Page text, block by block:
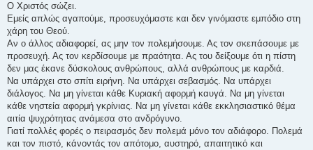
Ο Χριστός σώζει.
Εμείς απλώς αγαπούμε, προσευχόμαστε και δεν γινόμαστε εμπόδιο στη
χάρη του Θεού.
Αν ο άλλος αδιαφορεί, ας μην τον πολεμήσουμε. Ας τον σκεπάσουμε με
προσευχή. Ας τον κερδίσουμε με πραότητα. Ας του δείξουμε ότι η πίστη
δεν μας έκανε δύσκολους ανθρώπους, αλλά ανθρώπους με καρδιά.
Να υπάρχει στο σπίτι ειρήνη. Να υπάρχει σεβασμός. Να υπάρχει
διάλογος. Να μη γίνεται κάθε Κυριακή αφορμή καυγά. Να μη γίνεται
κάθε νηστεία αφορμή γκρίνιας. Να μη γίνεται κάθε εκκλησιαστικό θέμα
αιτία ψυχρότητας ανάμεσα στο ανδρόγυνο.
Γιατί πολλές φορές ο πειρασμός δεν πολεμά μόνο τον αδιάφορο. Πολεμά
και τον πιστό, κάνοντάς τον απότομο, αυστηρό, απαιτητικό και